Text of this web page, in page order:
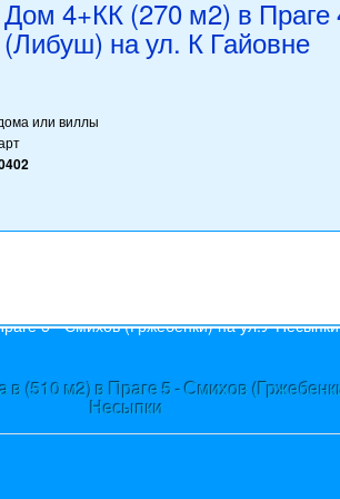
Дом 4+КК (270 м2) в Праге
(Либуш) на ул. К Гайовне
или виллы
в (510 м2) в Праге 5 - Смихов
Несыпки